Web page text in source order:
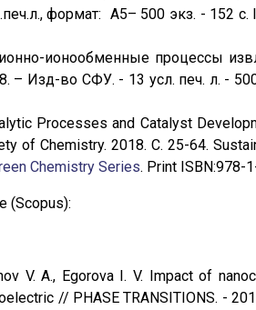
формат: A5– 500 экз. - 152 с.
ионообменные процессы
– Изд-во СФУ. - 13 усл. печ. л. -
Processes and Catalyst
of Chemistry. 2018. C. 25-64.
Chemistry Series. Print ISBN:978-
(Scopus):
V. A., Egorova I. V. Impact of
// PHASE TRANSITIONS. -